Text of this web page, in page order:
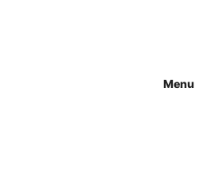
Menu